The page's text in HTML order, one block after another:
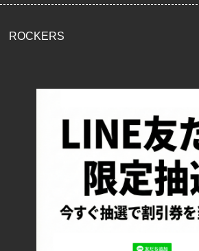
ROCKERS
配送・送料について
返品について
お支払い方法について
特定商取引法に基づく表記
プライバシーポリシー
ロッカーズについて